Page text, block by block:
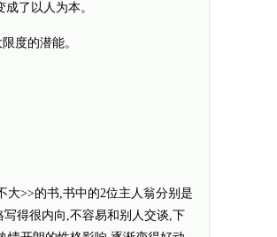
了以人为本。
度的潜能。
>>的书,书中的2位主人翁分别是
得很内向,不容易和别人交谈,下